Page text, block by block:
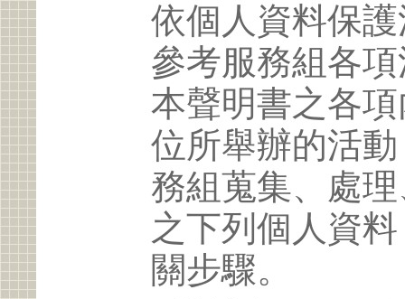
依個人資料保
參考服務組各
本聲明書之各
位所舉辦的活
務組蒐集、處
之下列個人資
關步驟。